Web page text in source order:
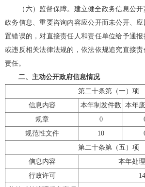
（六）监督保障。 建立健全政务信息公
政务信息、重要咨询内容应公开而未公开、
置错误的，对直接责任人和责任单位给予通报
或违反相关法律法规的，依法依规追究直接
责任。
二、主动公开政府信息情况
第二十条第（一）项
信息内容
本年制发件数 本年
规章
0
规范性文件
10
第二十条第（五）项
信息内容
本年处
行政许可